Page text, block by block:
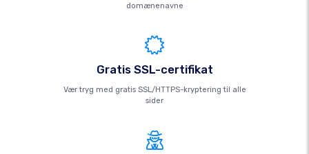
domænenavne
Gratis SSL-certifikat
Vær tryg med gratis SSL/HTTPS-kryptering til alle
sider